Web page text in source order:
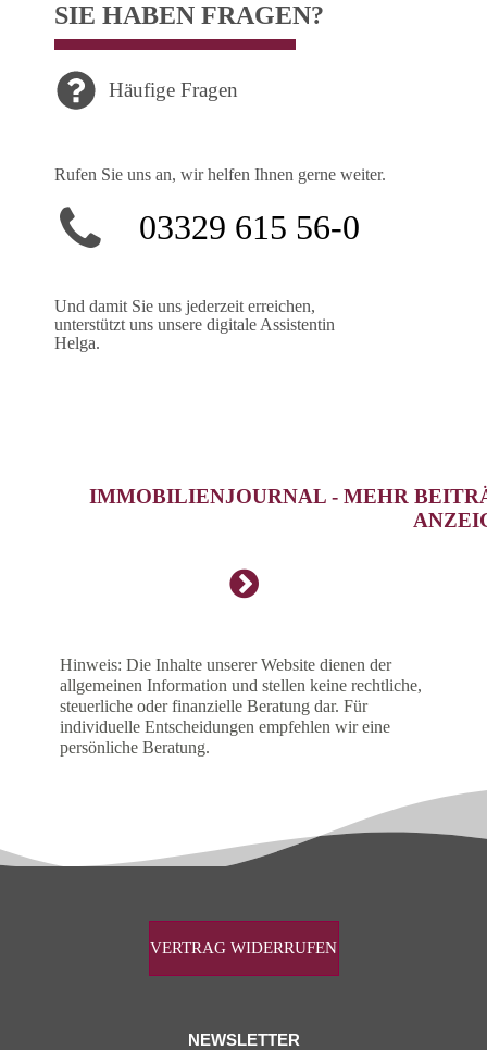
SIE HABEN FRAGEN?
Häufige Fragen
Rufen Sie uns an, wir helfen Ihnen gerne weiter.
03329 615 56-0
Und damit Sie uns jederzeit erreichen,
unterstützt uns unsere digitale Assistentin
Helga.
IMMOBILIENJOURNAL - MEHR
Hinweis: Die Inhalte unserer Website dienen der
allgemeinen Information und stellen keine rechtliche,
steuerliche oder finanzielle Beratung dar. Für
individuelle Entscheidungen empfehlen wir eine
persönliche Beratung.
VERTRAG WIDERRUFEN
NEWSLETTER